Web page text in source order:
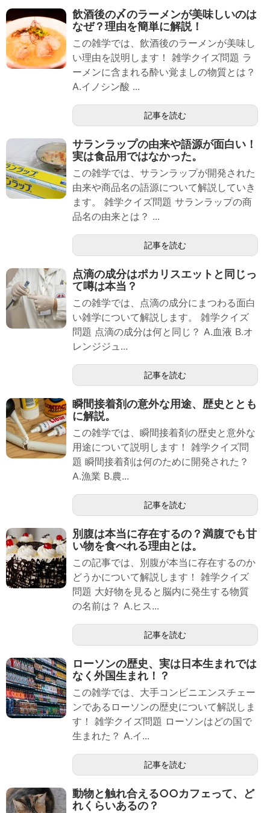
飲酒後の〆のラーメンが美味しいのは
なぜ？理由を簡単に解説！
この雑学では、飲酒後のラーメンが美味し
い理由を説明します！ 雑学クイズ問題 ラ
ーメンに含まれる酔い覚ましの物質とは？
A.イノシン酸 ...
記事を読む
サランラップの由来や語源が面白い！
実は食品用ではなかった。
この雑学では、サランラップが開発された
由来や商品名の語源について解説していき
ます。 雑学クイズ問題 サランラップの商
品名の由来とは？ ...
記事を読む
点滴の成分はポカリスエットと同じっ
て噂は本当？
この雑学では、点滴の成分にまつわる面白
い雑学について解説します。 雑学クイズ
問題 点滴の成分は何と同じ？ A.血液 B.オ
レンジジュ...
記事を読む
瞬間接着剤の意外な用途、歴史ととも
に解説。
この雑学では、瞬間接着剤の歴史と意外な
用途について説明します！ 雑学クイズ問
題 瞬間接着剤は何のために開発された？
A.漁業 B.農...
記事を読む
別腹は本当に存在するの？満腹でも甘
い物を食べれる理由とは。
この記事では、別腹が本当に存在するのか
どうかについて解説します！ 雑学クイズ
問題 大好物を見ると脳内に発生する物質
の名前は？ A.ヒス...
記事を読む
ローソンの歴史、実は日本生まれでは
なく外国生まれ！？
この雑学では、大手コンビニエンスチェー
ンであるローソンの歴史について解説しま
す！ 雑学クイズ問題 ローソンはどの国で
生まれた？ A.イ...
記事を読む
動物と触れ合える○○カフェって、ど
れくらいあるの？